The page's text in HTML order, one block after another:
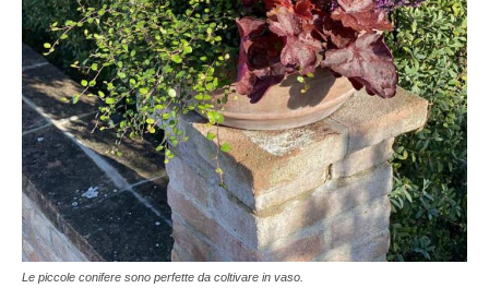
Le piccole conifere sono perfette da coltivare in vaso.